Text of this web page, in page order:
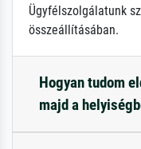
Ügyfélszolgálatunk
összeállításában.
Hogyan tudom
majd a